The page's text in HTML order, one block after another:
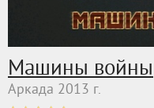
Машины войны
Аркада 2013 г.